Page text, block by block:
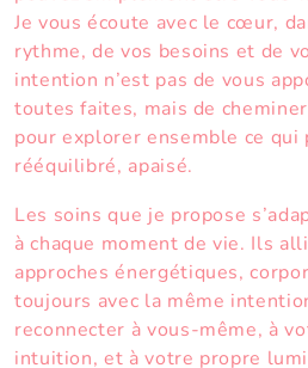
Je vous écoute avec le cœur,
rythme, de vos besoins et de
intention n’est pas de vous
toutes faites, mais de
pour explorer ensemble ce
rééquilibré, apaisé.
Les soins que je propose
à chaque moment de vie. Ils
approches énergétiques,
toujours avec la même
reconnecter à vous-même, à
intuition, et à votre propre